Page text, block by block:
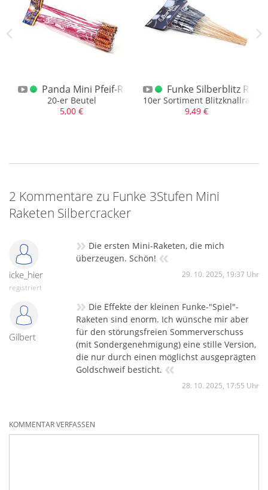
Pfeifraketen Knall
Pfeifraketen mit Knall
Panda Mini Pfeif-Raketen 20 Stück
20-er Beutel
5,00 €
Funke Silberblitz
10er Sortiment
9,49 €
2 Kommentare zu Funke 3Stufen Mini
Raketen Silbercracker
icke_hier
registriert
» Die ersten Mini-Raketen, die mich
überzeugen. Schön! «
29. 10. 2025, 19:37 Uhr
Gilbert
» Die Effekte der kleinen Funke-"Spiel"-
Raketen sind enorm. Ich wünsche mir aber
für den störungsfreien Sommerverschuss
(mit Sondergenehmigung) eine stille Version,
die nur durch einen möglichst ausgeprägten
Goldschweif besticht. «
28. 10. 2025, 17:55 Uhr
KOMMENTAR VERFASSEN